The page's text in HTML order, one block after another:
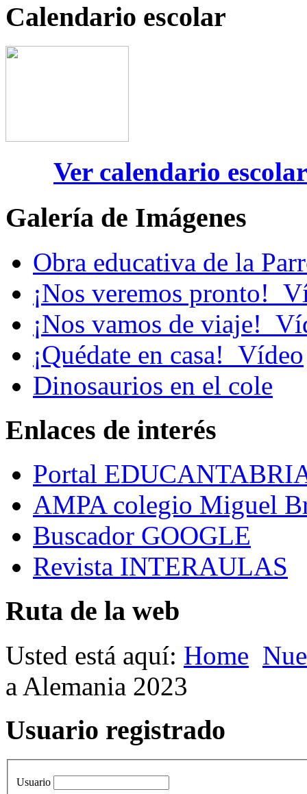
Calendario escolar
Ver calendario escolar
Galería de Imágenes
Obra educativa de la
¡Nos veremos
¡Nos vamos de
¡Quédate en casa!_Vídeo
Dinosaurios en el cole
Enlaces de interés
Portal
AMPA colegio Miguel
Buscador GOOGLE
Revista INTERAULAS
Ruta de la web
Usted está aquí: Home
a Alemania 2023
Usuario registrado
Usuario